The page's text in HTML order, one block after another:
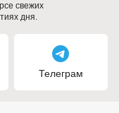
свежих
дня.
Телеграм